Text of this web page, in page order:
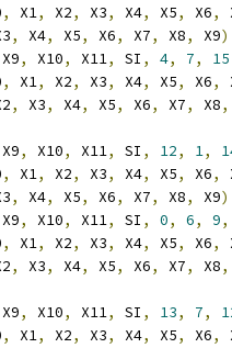
, X1, X2, X3, X4, X5, X6,
, X4, X5, X6, X7, X8, X9)
X9, X10, X11, SI , 4, 7, 15
, X1, X2, X3, X4, X5, X6,
, X3, X4, X5, X6, X7, X8,
X9, X10, X11, SI , 12, 1,
, X1, X2, X3, X4, X5, X6,
, X4, X5, X6, X7, X8, X9)
X9, X10, X11, SI , 0, 6, 9,
, X1, X2, X3, X4, X5, X6,
, X3, X4, X5, X6, X7, X8,
X9, X10, X11, SI , 13, 7,
, X1, X2, X3, X4, X5, X6,